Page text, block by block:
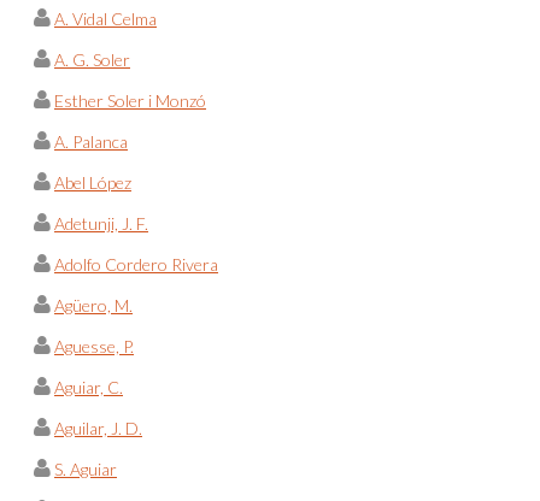
A. Vidal Celma
A. G. Soler
Esther Soler i Monzó
A. Palanca
Abel López
Adetunji, J. F.
Adolfo Cordero Rivera
Agüero, M.
Aguesse, P.
Aguiar, C.
Aguilar, J. D.
S. Aguiar